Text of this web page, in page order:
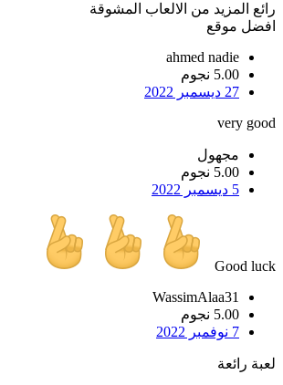
رائع المزيد من الالعاب المشوقة
افضل موقع
ahmed nadie
5.00 نجوم
27 ديسمبر 2022
very good
مجهول
5.00 نجوم
5 ديسمبر 2022
Good luck
WassimAlaa31
5.00 نجوم
7 نوفمبر 2022
لعبة رائعة